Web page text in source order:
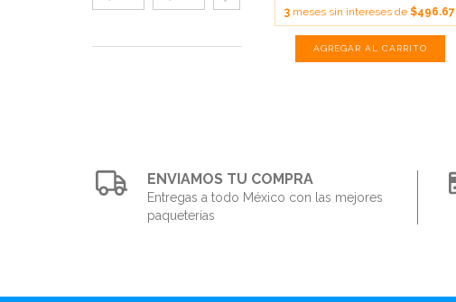
3 meses sin intereses de$496.67
ENVIAMOS TU COMPRA
Entregas a todo México con las mejores
paqueterías